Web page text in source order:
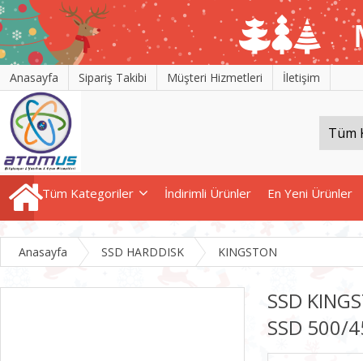
Anasayfa Sipariş Takibi Müşteri Hizmetleri İletişim
Tüm Kategoriler İndirimli Ürünler En Yeni Ürünler
Anasayfa SSD HARDDISK KINGSTON
SSD
SSD 500/